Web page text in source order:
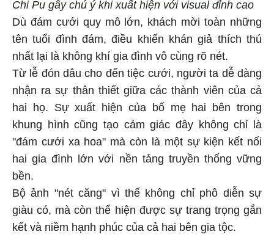
Chi Pu gây chú ý khi xuất hiện với visual đỉnh cao
Dù đám cưới quy mô lớn, khách mời toàn những
tên tuổi đình đám, điều khiến khán giả thích thú
nhất lại là không khí gia đình vô cùng rõ nét.
Từ lễ đón dâu cho đến tiệc cưới, người ta dễ dàng
nhận ra sự thân thiết giữa các thành viên của cả
hai họ. Sự xuất hiện của bố mẹ hai bên trong
khung hình cũng tạo cảm giác đây không chỉ là
"đám cưới xa hoa" mà còn là một sự kiện kết nối
hai gia đình lớn với nền tảng truyền thống vững
bền.
Bộ ảnh "nét căng" vì thế không chỉ phô diễn sự
giàu có, mà còn thể hiện được sự trang trọng gắn
kết và niềm hạnh phúc của cả hai bên gia tộc.